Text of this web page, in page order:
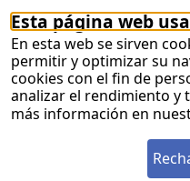
Esta página web
En esta web se sirven
permitir y optimizar su
cookies con el fin de
analizar el rendimiento y
más información en